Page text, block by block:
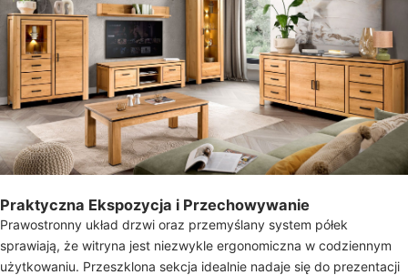
Praktyczna Ekspozycja i Przechowywanie
Prawostronny układ drzwi oraz przemyślany system półek
sprawiają, że witryna jest niezwykle ergonomiczna w codziennym
użytkowaniu. Przeszklona sekcja idealnie nadaje się do prezentacji